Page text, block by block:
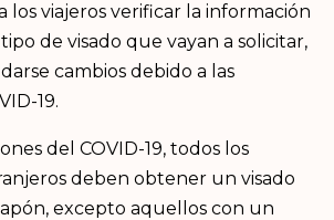
los viajeros verificar la información
de visado que vayan a solicitar,
cambios debido a las
19.
del COVID-19, todos los
deben obtener un visado
excepto aquellos con un